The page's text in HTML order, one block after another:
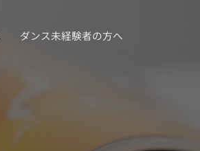
ダンス未経験者の方へ